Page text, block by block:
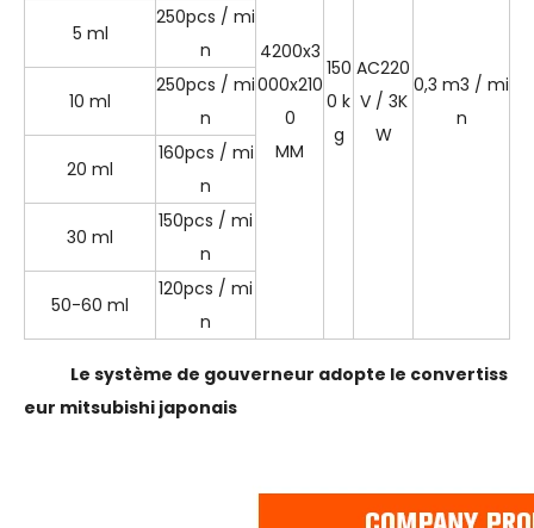
4200x3
000x210
0
MM
150
0 k
g
AC220
V / 3K
W
0,3 m3 / mi
n
5 ml
250pcs / mi
n
10 ml
250pcs / mi
n
20 ml
160pcs / mi
n
30 ml
150pcs / mi
n
50-60 ml
120pcs / mi
n
Le système de gouverneur adopte le convertiss
eur mitsubishi japonais